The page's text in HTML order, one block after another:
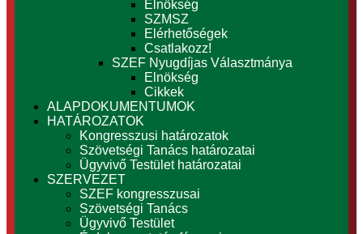
Elnökség
SZMSZ
Elérhetőségek
Csatlakozz!
SZEF Nyugdíjas Választmánya
Elnökség
Cikkek
ALAPDOKUMENTUMOK
HATÁROZATOK
Kongresszusi határozatok
Szövetségi Tanács határozatai
Ügyvivő Testület határozatai
SZERVEZET
SZEF kongresszusai
Szövetségi Tanács
Ügyvivő Testület